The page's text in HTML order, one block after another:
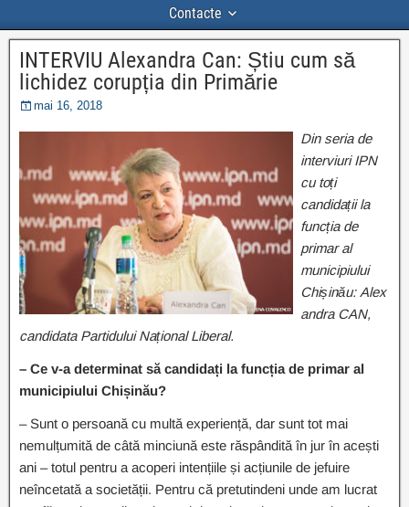
Contacte
INTERVIU Alexandra Can: Știu cum să
lichidez corupția din Primărie
mai 16, 2018
Din seria de
interviuri IPN
cu toți
candidații la
funcția de
primar al
municipiului
Chișinău:Alex
andra CAN,
candidata Partidului Național Liberal.
– Ce v-a determinat să candidați la funcția de primar al
municipiului Chișinău?
– Sunt o persoană cu multă experiență, dar sunt tot mai
nemulțumită de câtă minciună este răspândită în jur în acești
ani – totul pentru a acoperi intențiile și acțiunile de jefuire
neîncetată a societății. Pentru că pretutindeni unde am lucrat